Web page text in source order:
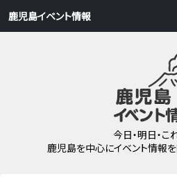
鹿児島イベント情報
今日・明日・こ
鹿児島を中心にイベント情報を